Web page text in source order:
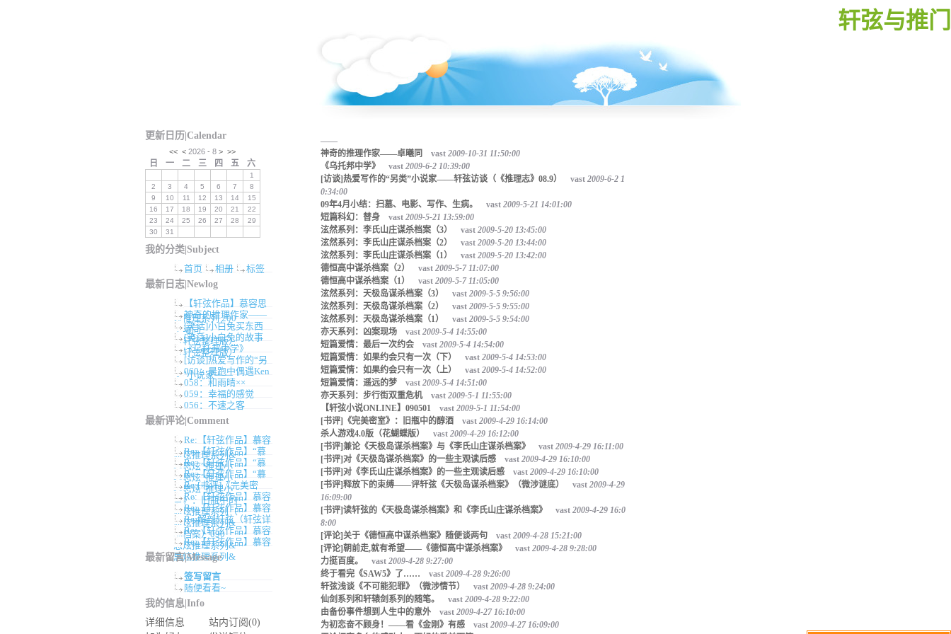
轩弦与推门
更新日历|Calendar
<< < 2026 - 8 > >>
日 一 二 三 四 五 六
1
2
3 4 5 6 7
8
9
10 11 12 13 14
15
16
17 18 19 20 21
22
23
24 25 26 27 28
29
30
31
我的分类|Subject
首页
相册
标签
最新日志|Newlog
【轩弦作品】慕容思
炫推理系列 200
神奇的推理作家——
卓曦同
[笑话]小白兔买东西
（轩弦整理版）
[笑话]小白兔的故事
（轩弦整理版）
《乌托邦中学》
[访谈]热爱写作的“另
类”小说家——
060：晨跑中偶遇Ken
058：和雨晴××
059：幸福的感觉
056：不速之客
最新评论|Comment
Re:【轩弦作品】慕容
思炫推理系列&
Re:【轩弦作品】“慕
容思炫”推理小
Re:【轩弦作品】“慕
容思炫”推理小
Re:【轩弦作品】“慕
容思炫”推理小
Re:[书评]《完美密
室》：旧瓶中的
Re:【轩弦作品】慕容
思炫推理系列（
Re:【轩弦作品】慕容
思炫推理系列&
Re:解剖轩弦（轩弦详
细档案）090
Re:【轩弦作品】慕容
思炫推理系列&
Re:【轩弦作品】慕容
思炫推理系列&
最新留言|Message
签写留言
随便看看~
我的信息|Info
详细信息
站内订阅(0)
——
神奇的推理作家——卓曦同
vast 2009-10-31 11:50:00
《乌托邦中学》
vast 2009-6-2 10:39:00
[访谈]热爱写作的“另类”小说家——轩弦访谈（《推理志》08.9）
vast 2009-6-2 1
0:34:00
09年4月小结：扫墓、电影、写作、生病。
vast 2009-5-21 14:01:00
短篇科幻：替身 vast 2009-5-21 13:59:00
泫然系列：李氏山庄谋杀档案（3）
vast 2009-5-20 13:45:00
泫然系列：李氏山庄谋杀档案（2）
vast 2009-5-20 13:44:00
泫然系列：李氏山庄谋杀档案（1）
vast 2009-5-20 13:42:00
德恒高中谋杀档案（2）
vast 2009-5-7 11:07:00
德恒高中谋杀档案（1）
vast 2009-5-7 11:05:00
泫然系列：天极岛谋杀档案（3）
vast 2009-5-5 9:56:00
泫然系列：天极岛谋杀档案（2）
vast 2009-5-5 9:55:00
泫然系列：天极岛谋杀档案（1）
vast 2009-5-5 9:54:00
亦天系列：凶案现场 vast 2009-5-4 14:55:00
短篇爱情：最后一次约会 vast 2009-5-4 14:54:00
短篇爱情：如果约会只有一次（下）
vast 2009-5-4 14:53:00
短篇爱情：如果约会只有一次（上）
vast 2009-5-4 14:52:00
短篇爱情：遥远的梦 vast 2009-5-4 14:51:00
亦天系列：步行街双重危机vast 2009-5-1 11:55:00
【轩弦小说ONLINE】090501 vast 2009-5-1 11:54:00
[书评]《完美密室》：旧瓶中的醇酒 vast 2009-4-29 16:14:00
杀人游戏4.0版（花蝴蝶版）
vast 2009-4-29 16:12:00
[书评]兼论《天极岛谋杀档案》与《李氏山庄谋杀档案》
vast 2009-4-29 16:11:00
[书评]对《天极岛谋杀档案》的一些主观读后感 vast 2009-4-29 16:10:00
[书评]对《李氏山庄谋杀档案》的一些主观读后感 vast 2009-4-29 16:10:00
[书评]释放下的束缚——评轩弦《天极岛谋杀档案》（微涉谜底）
vast 2009-4-29
16:09:00
[书评]读轩弦的《天极岛谋杀档案》和《李氏山庄谋杀档案》
vast 2009-4-29 16:0
8:00
[评论]关于《德恒高中谋杀档案》随便谈两句 vast 2009-4-28 15:21:00
[评论]朝前走,就有希望——《德恒高中谋杀档案》
vast 2009-4-28 9:28:00
力挺百度。
vast 2009-4-28 9:27:00
终于看完《SAW5》了…… vast 2009-4-28 9:26:00
轩弦浅谈《不可能犯罪》（微涉情节）
vast 2009-4-28 9:24:00
仙剑系列和轩辕剑系列的随笔。
vast 2009-4-28 9:22:00
由备份事件想到人生中的意外 vast 2009-4-27 16:10:00
为初恋奋不顾身！——看《金刚》有感 vast 2009-4-27 16:09:00